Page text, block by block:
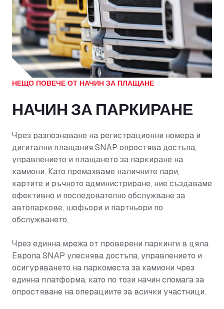
НЕЩО ПОВЕЧЕ ОТ НАЧИН ЗА ПЛАЩАНЕ
НАЧИН ЗА ПАРКИРАНЕ
Чрез разпознаване на регистрационни номера и
дигитални плащания SNAP опростява достъпа,
управлението и плащането за паркиране на
камиони. Като премахваме наличните пари,
картите и ръчното администриране, ние създаваме
ефективно и последователно обслужване за
автопаркове, шофьори и партньори по
обслужването.
Чрез единна мрежа от проверени паркинги в цяла
Европа SNAP улеснява достъпа, управлението и
осигуряването на паркоместа за камиони чрез
единна платформа, като по този начин спомага за
опростяване на операциите за всички участници.